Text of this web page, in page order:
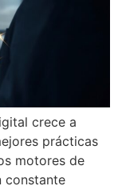
crece a
prácticas
motores de
constante